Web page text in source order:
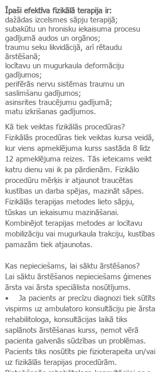
Īpaši efektīva fizikālā terapija ir:
dažādas izcelsmes sāpju terapijā;
subakūtu un hronisku iekaisuma procesu
gadījumā audos un orgānos;
traumu seku likvidācijā, arī rētaudu
ārstēšanā;
locītavu un mugurkaula deformāciju
gadījumos;
perifērās nervu sistēmas traumu un
saslimšanu gadījumos;
asinsrites traucējumu gadījumā;
matu izkrišanas gadījumos.
Kā tiek veiktas fizikālās procedūras?
Fizikālās procedūras tiek veiktas kursa veidā,
kur viens apmeklējuma kurss sastāda 8 līdz
12 apmeklējuma reizes. Tās ieteicams veikt
katru dienu vai ik pa pārdienām. Fizikālo
procedūru mērķis ir atjaunot traucētas
kustības un darba spējas, mazināt sāpes.
Fizikālās terapijas metodes lieto sāpju,
tūskas un iekaisumu mazināšanai.
Kombinējot terapijas metodes ar locītavu
mobilizāciju vai mugurkaula trakciju, kustības
pamazām tiek atjaunotas.
Kas nepieciešams, lai sāktu ārstēšanos?
Lai sāktu ārstēšanos nepieciešams ģimenes
ārsta vai ārsta speciālista nosūtījums.
• Ja pacients ar precīzu diagnozi tiek sūtīts
vispirms uz ambulatoro konsultāciju pie ārsta
rehabilitologa, konsultācijas laikā tiks
saplānots ārstēšanas kurss, ņemot vērā
pacienta galvenās sūdzības un problēmas.
Pacients tiks nosūtīts pie fizioterapeita un/vai
uz fizikālās terapijas procedūrām.